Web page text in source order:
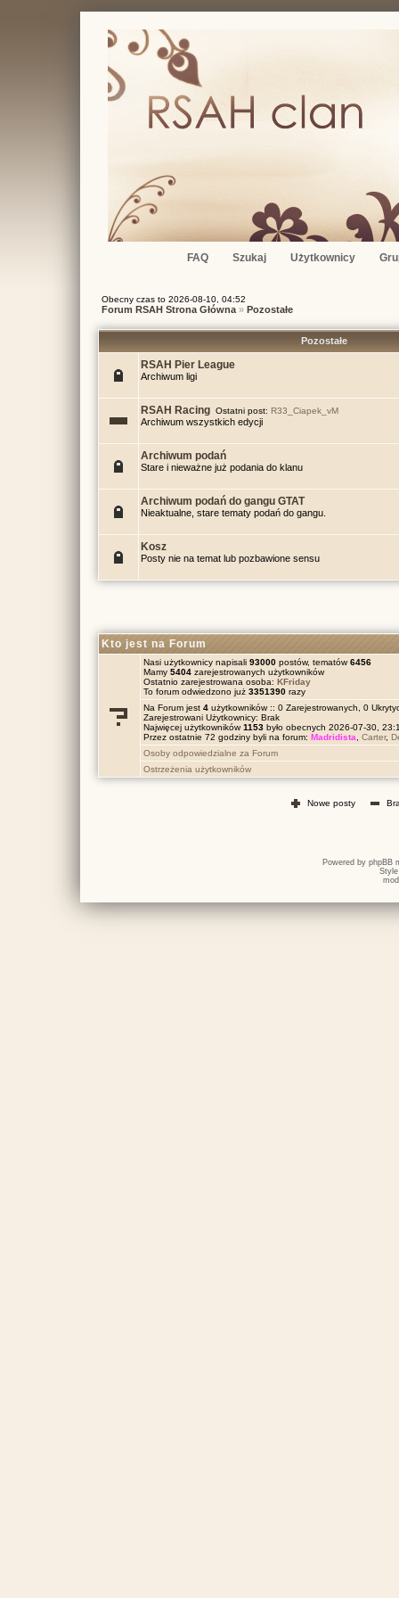
FAQ Szukaj Użytkownicy
Obecny czas to 2026-08-10, 04:52
Forum RSAH Strona Główna » Pozostałe
Pozostałe
RSAH Pier League
Archiwum ligi
RSAH Racing Ostatni post: R33_Ciapek_vM
Archiwum wszystkich edycji
Archiwum podań
Stare i nieważne już podania do klanu
Archiwum podań do gangu GTAT
Nieaktualne, stare tematy podań do gangu.
Kosz
Posty nie na temat lub pozbawione sensu
Kto jest na Forum
Nasi użytkownicy napisali 93000 postów, tematów6456
Mamy 5404 zarejestrowanych użytkowników
Ostatnio zarejestrowana osoba: KFriday
To forum odwiedzono już 3351390 razy
Na Forum jest 4 użytkowników :: 0 Zarejestrowanych, 0
Zarejestrowani Użytkownicy: Brak
Najwięcej użytkowników1153 było obecnych 2026-07-30,
Przez ostatnie 72 godziny byli na forum: Madridista Carter,
Osoby odpowiedzialne za Forum
Ostrzeżenia użytkowników
Nowe posty
Powered by phpBB